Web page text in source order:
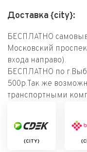
Доставка {city}:
БЕСПЛАТНО
Московский
входа направо).
БЕСПЛАТНО по
500р.Так же
транспортными
{CITY}